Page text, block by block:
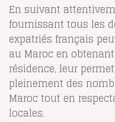
En suivant
fournissant tous les
expatriés français
au Maroc en
résidence, leur
pleinement des
Maroc tout en
locales.